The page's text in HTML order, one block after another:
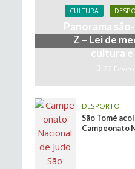
CULTURA
Panorama
Z – Lei de
cultura
22
DESPORTO
São Tomé
Campeonato